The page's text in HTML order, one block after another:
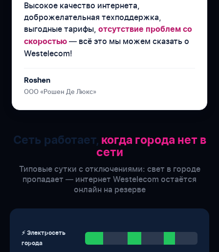
Высокое качество интернета,
доброжелательная техподдержка,
выгодные тарифы, отсутствие проблем со
скоростью — всё это мы можем сказать о
Westelecom!
Roshen
ООО «Рошен Де Люкс»
Сеть работает, когда города нет в
сети
Типовые сутки с отключениями: свет в городе
пропадает — интернет Westelecom остаётся
онлайн на резерве
⚡ Электросеть
города